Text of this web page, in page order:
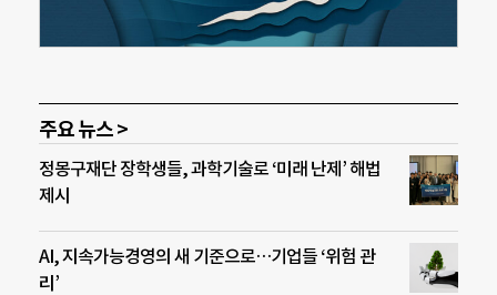
주요 뉴스 >
정몽구재단 장학생들, 과학기술로 ‘미래 난제’ 해법
제시
AI, 지속가능경영의 새 기준으로…기업들 ‘위험 관
리’